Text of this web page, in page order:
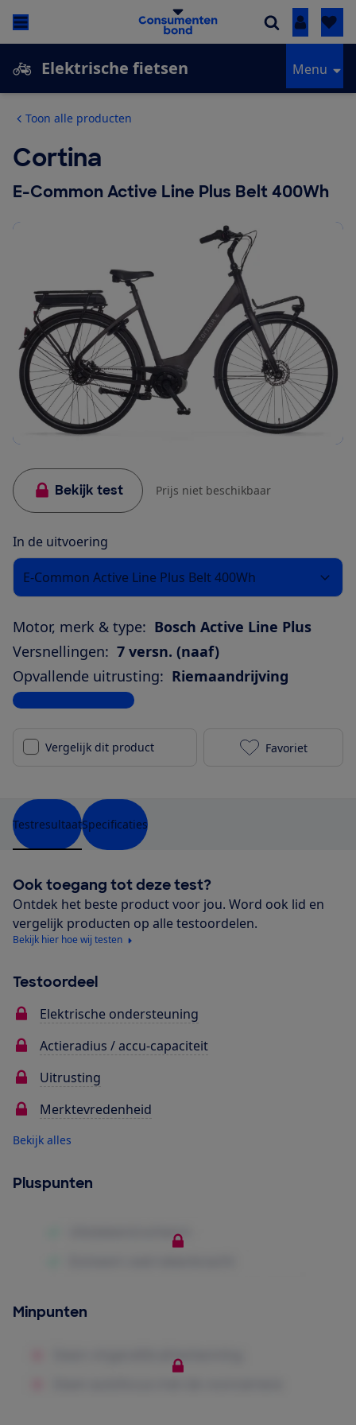
Inloggen
Elektrische fietsen Menu
Toon alle producten
Cortina
E-Common Active Line Plus Belt 400Wh
Bekijk test Prijs niet beschikbaar
In de uitvoering
E-Common Active Line Plus Belt 400Wh
Motor, merk & type: Bosch Active Line Plus
Versnellingen: 7 versn. (naaf)
Opvallende uitrusting: Riemaandrijving
Bekijk alle specificaties
Vergelijk dit product Cortina E-
Favoriet
TestresultaatSpecificaties
Ook toegang tot deze test?
Ontdek het beste product voor jou. Word ook lid en
vergelijk producten op alle testoordelen.
Bekijk hier hoe wij testen
Testoordeel
Elektrische ondersteuning
Actieradius / accu-capaciteit
Uitrusting
Merktevredenheid
Bekijk alles
Pluspunten
Minpunten